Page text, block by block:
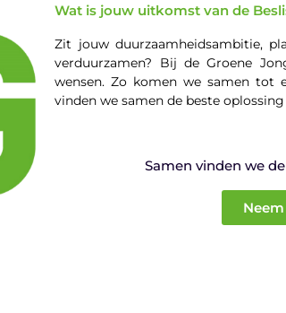
Wat is jouw uitkomst van de
Zit jouw duurzaamheidsambitie,
verduurzamen? Bij de Groene
wensen. Zo komen we samen tot
vinden we samen de beste
Samen vinden we